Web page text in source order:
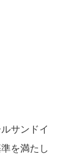
サンドイ
を満たし